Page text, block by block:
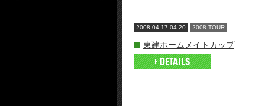
2008.04.17-04.20 2008 TOUR
東建ホームメイトカップ